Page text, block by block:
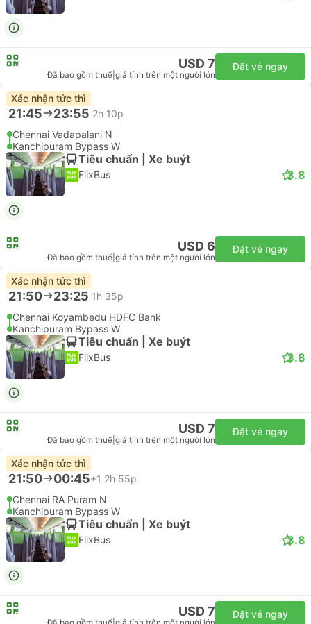
USD 7
Đã bao gồm thuế giá tính trên một người lớn
Đặt vé ngay
Xác nhận tức thì
21:45 23:55 2h 10p
Chennai Vadapalani N
Kanchipuram Bypass W
Tiêu chuẩn | Xe buýt
FlixBus 3.8
USD 6
Đã bao gồm thuế giá tính trên một người lớn
Đặt vé ngay
Xác nhận tức thì
21:50 23:25 1h 35p
Chennai Koyambedu HDFC Bank
Kanchipuram Bypass W
Tiêu chuẩn | Xe buýt
FlixBus 3.8
USD 7
Đã bao gồm thuế giá tính trên một người lớn
Đặt vé ngay
Xác nhận tức thì
21:50 00:45+1 2h 55p
Chennai RA Puram N
Kanchipuram Bypass W
Tiêu chuẩn | Xe buýt
FlixBus 3.8
USD 7 Đặt vé ngay